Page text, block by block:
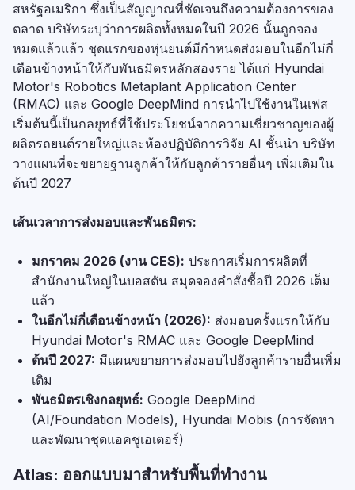
สหรัฐอเมริกา ซึ่งเป็นสัญญาณที่ชัดเจนถึงความต้องการของ
ตลาด บริษัทระบุว่าการผลิตทั้งหมดในปี 2026 นั้นถูกจอง
หมดแล้วแล้ว ชุดแรกของหุ่นยนต์มีกำหนดส่งมอบในอีกไม่กี่
เดือนข้างหน้าให้กับพันธมิตรหลักสองราย ได้แก่ Hyundai
Motor's Robotics Metaplant Application Center
(RMAC) และ Google DeepMind การนำไปใช้งานในเฟส
เริ่มต้นนี้เป็นกลยุทธ์ที่ใช้ประโยชน์จากความเชี่ยวชาญของผู้
ผลิตรถยนต์รายใหญ่และห้องปฏิบัติการวิจัย AI ชั้นนำ บริษัท
วางแผนที่จะขยายฐานลูกค้าให้กับลูกค้ารายอื่นๆ เพิ่มเติมใน
ต้นปี 2027
เส้นเวลาการส่งมอบและพันธมิตร:
มกราคม 2026 (งาน CES): ประกาศเริ่มการผลิตที่
สำนักงานใหญ่ในบอสตัน สมุดจองคำสั่งซื้อปี 2026 เต็ม
แล้ว
ในอีกไม่กี่เดือนข้างหน้า (2026): ส่งมอบครั้งแรกให้กับ
Hyundai Motor's RMAC และ Google DeepMind
ต้นปี 2027: มีแผนขยายการส่งมอบไปยังลูกค้ารายอื่นเพิ่ม
เติม
พันธมิตรเชิงกลยุทธ์: Google DeepMind
(AI/Foundation Models), Hyundai Mobis (การจัดหา
และพัฒนาชุดแอคชูเอเตอร์)
Atlas: ออกแบบมาสำหรับพื้นที่ทำงาน